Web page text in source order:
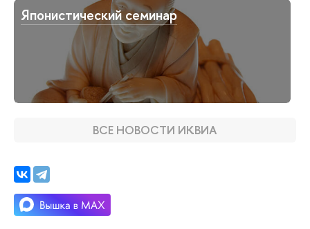
Японистический семинар
ВСЕ НОВОСТИ ИКВИА